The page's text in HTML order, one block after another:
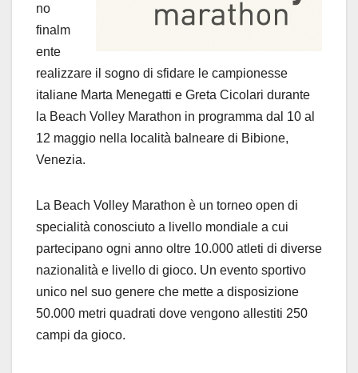
no
finalm
ente
realizzare il sogno di sfidare le campionesse
italiane Marta Menegatti e Greta Cicolari durante
la Beach Volley Marathon in programma dal 10 al
12 maggio nella località balneare di Bibione,
Venezia.
La Beach Volley Marathon è un torneo open di
specialità conosciuto a livello mondiale a cui
partecipano ogni anno oltre 10.000 atleti di diverse
nazionalità e livello di gioco. Un evento sportivo
unico nel suo genere che mette a disposizione
50.000 metri quadrati dove vengono allestiti 250
campi da gioco.